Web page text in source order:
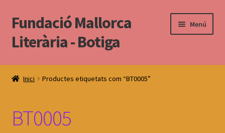
Salta
a
navegació
Vés
al
contingut
Fundació Mallorca
Literària - Botiga
Menú
Torna al web
Inici Productes etiquetats com “BT0005”
BT0005